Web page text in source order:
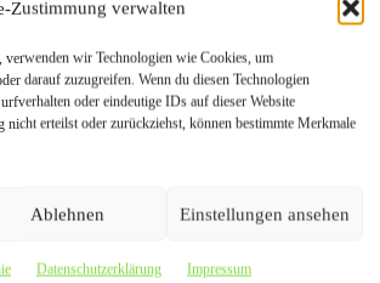
Zustimmung verwalten
wir Technologien wie Cookies, um
darauf zuzugreifen. Wenn du diesen Technologien
oder eindeutige IDs auf dieser Website
nicht erteilst oder zurückziehst, können bestimmte Merkmale
Ablehnen Einstellungen ansehen
Datenschutzerklärung Impressum
transparent abgewickelt.
lohnt
Es bedeutet,